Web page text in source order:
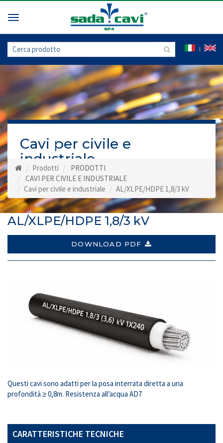
Toggle
Cavi per civile e
industriale
Prodotti
PRODOTTI
CAVI PER CIVILE E INDUSTRIALE
Cavi per civile e industriale
AL/XLPE/HDPE 1,8/3 kV
AL/XLPE/HDPE 1,8/3 kV
DOWNLOAD PDF
Questi cavi sono adatti per la posa interrata diretta a una
profondità ≥ 0,8m. Resistenza all’acqua AD7
CARATTERISTICHE TECNICHE